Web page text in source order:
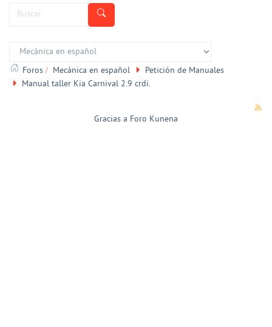
Foros Mecánica en español
Petición de Manuales
Manual taller Kia Carnival 2.9 crdi.
Gracias a Foro Kunena